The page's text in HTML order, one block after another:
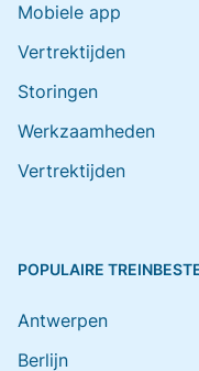
Mobiele app
Vertrektijden
Storingen
Werkzaamheden
Vertrektijden
POPULAIRE
Antwerpen
Berlijn